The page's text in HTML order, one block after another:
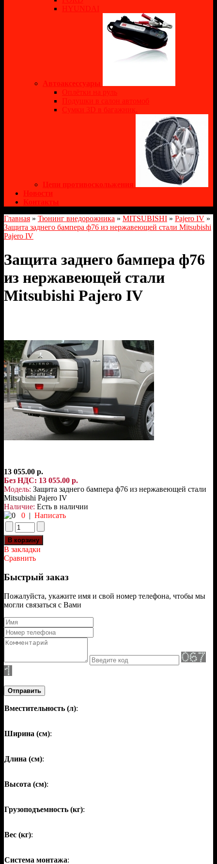
HYUNDAI
Автоаксессуары
Оплётки на руль
Подушки в салон автомоб
Сумки 3D в багажник.
Цепи противоскольжения
Новости
Контакты
Главная » Тюнинг внедорожника » MITSUBISHI » Pajero IV »
Защита заднего бампера ф76 из нержавеющей стали Mitsubishi
Pajero IV
Защита заднего бампера ф76
из нержавеющей стали
Mitsubishi Pajero IV
13 055.00 р.
Без НДС: 13 055.00 р.
Модель: Защита заднего бампера ф76 из нержавеющей стали
Mitsubishi Pajero IV
Наличие: Есть в наличии
0 | Написать
В закладки
Сравнить
Быстрый заказ
Пожалуйста, укажите имя и свой номер телефона, чтобы мы
могли связаться с Вами
Отправить
Вместительность (л):
Ширина (см):
Длина (см):
Высота (см):
Грузоподъемность (кг):
Вес (кг):
Система монтажа: